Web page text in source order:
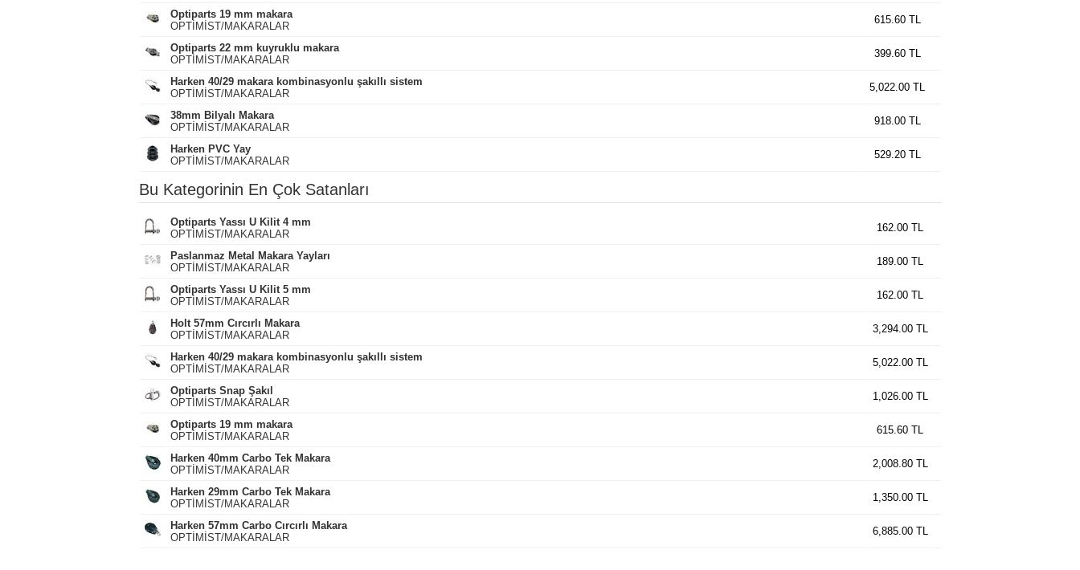
Optiparts 19 mm makara
OPTİMİST/MAKARALAR
615.60 TL
Optiparts 22 mm kuyruklu makara
OPTİMİST/MAKARALAR
399.60 TL
Harken 40/29 makara kombinasyonlu şakıllı sistem
OPTİMİST/MAKARALAR
5,022.00 TL
38mm Bilyalı Makara
OPTİMİST/MAKARALAR
918.00 TL
Harken PVC Yay
OPTİMİST/MAKARALAR
529.20 TL
Bu Kategorinin En Çok Satanları
Optiparts Yassı U Kilit 4 mm
OPTİMİST/MAKARALAR
162.00 TL
Paslanmaz Metal Makara Yayları
OPTİMİST/MAKARALAR
189.00 TL
Optiparts Yassı U Kilit 5 mm
OPTİMİST/MAKARALAR
162.00 TL
Holt 57mm Cırcırlı Makara
OPTİMİST/MAKARALAR
3,294.00 TL
Harken 40/29 makara kombinasyonlu şakıllı sistem
OPTİMİST/MAKARALAR
5,022.00 TL
Optiparts Snap Şakıl
OPTİMİST/MAKARALAR
1,026.00 TL
Optiparts 19 mm makara
OPTİMİST/MAKARALAR
615.60 TL
Harken 40mm Carbo Tek Makara
OPTİMİST/MAKARALAR
2,008.80 TL
Harken 29mm Carbo Tek Makara
OPTİMİST/MAKARALAR
1,350.00 TL
Harken 57mm Carbo Cırcırlı Makara
OPTİMİST/MAKARALAR
6,885.00 TL